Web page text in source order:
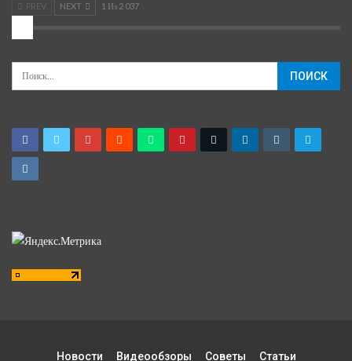
PREV NEXT 1 Из 2 037
Новости Видеообзоры Советы Статьи